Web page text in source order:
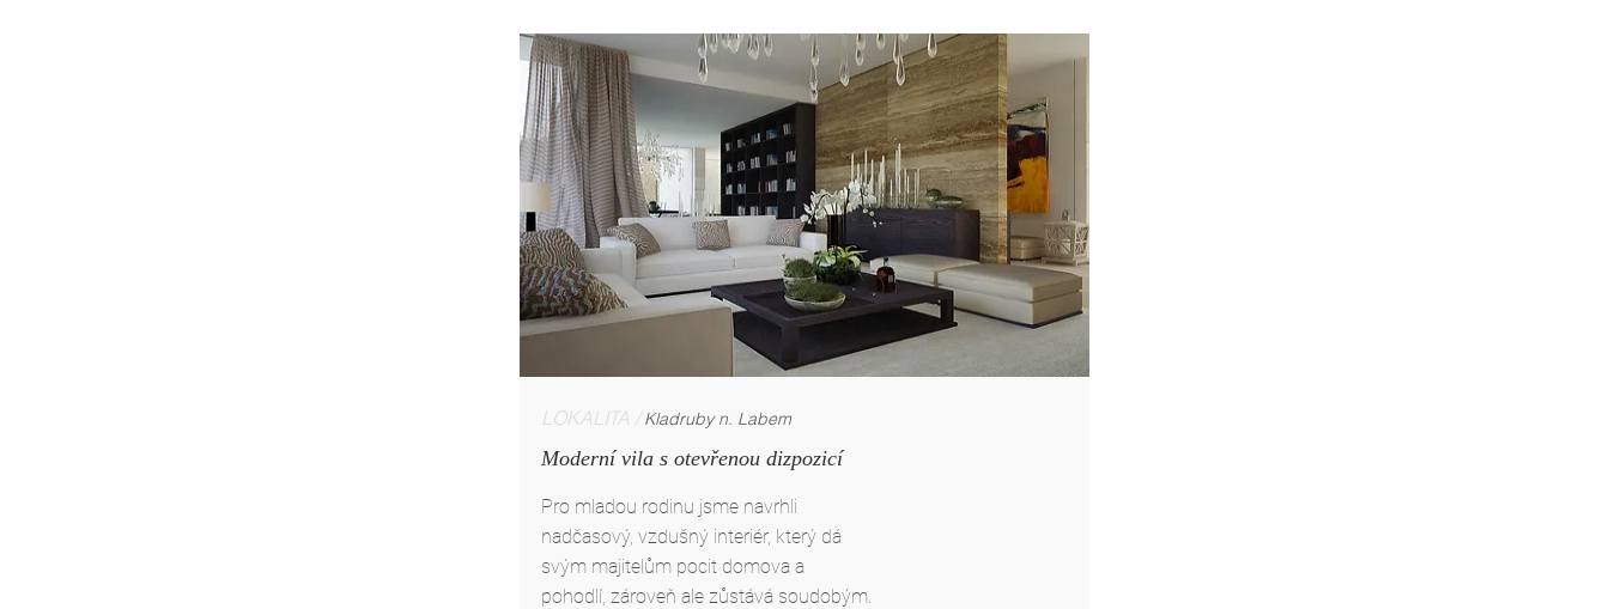
LOKALITA /Kladruby n. Labem
Moderní vila s otevřenou dizpozicí
Pro mladou rodinu jsme navrhli
nadčasový, vzdušný interiér, který dá
svým majitelům pocit domova a
pohodlí, zároveň ale zůstává soudobým.